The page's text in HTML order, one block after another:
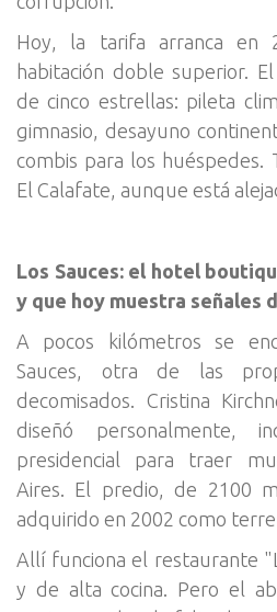
Hoy, la tarifa arranca en
habitación doble superior.
de cinco estrellas: pileta
gimnasio, desayuno
combis para los huéspedes.
El Calafate, aunque está
Los Sauces: el hotel
y que hoy muestra señales
A pocos kilómetros se
Sauces, otra de las
decomisados. Cristina
diseñó personalmente,
presidencial para traer
Aires. El predio, de 2100
adquirido en 2002 como
Allí funciona el restaurante
y de alta cocina. Pero el